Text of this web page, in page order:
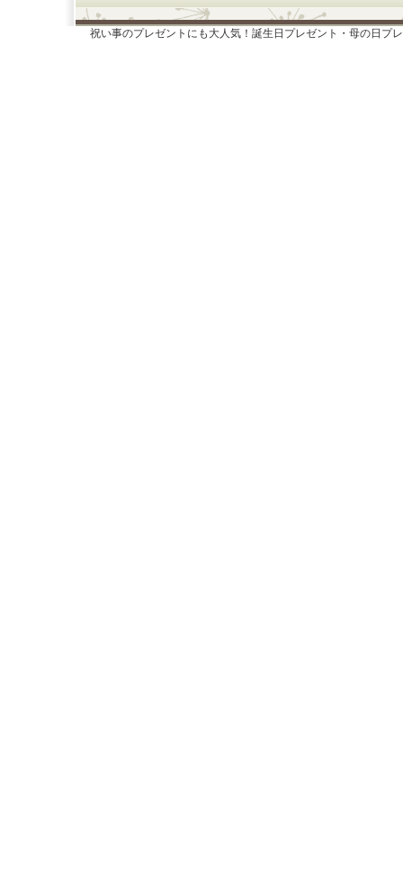
祝い事のプレゼントにも大人気！誕生日プレゼント・母の日プ